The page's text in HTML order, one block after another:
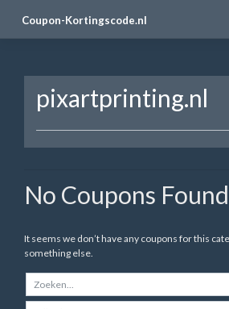
Coupon-Kortingscode.nl
pixartprinting.nl
No Coupons Found
It seems we don’t have any coupons for this
something else.